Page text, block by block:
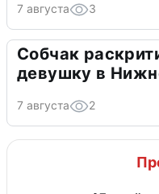
7 августа 3
Собчак
девушку в
7 августа 2